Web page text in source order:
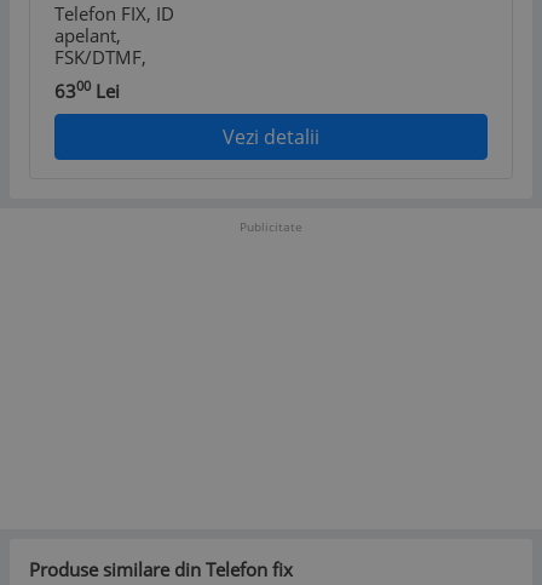
Telefon FIX, ID
apelant,
FSK/DTMF,
calculator,
calendar,
memorie, OHO -
6300 Lei
Vezi detalii
Publicitate
Produse similare din Telefon fix